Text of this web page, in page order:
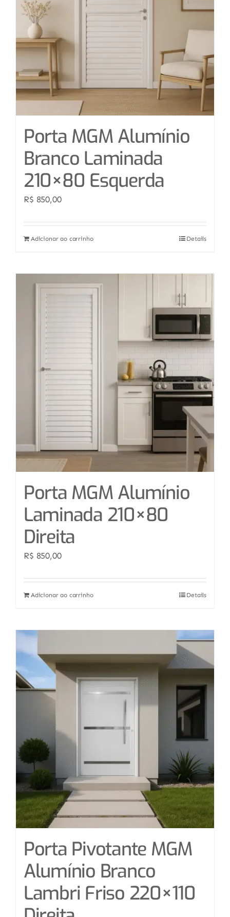
Porta MGM Alumínio
Branco Laminada
210×80 Esquerda
R$ 850,00
Adicionar ao carrinho Details
Porta MGM Alumínio
Laminada 210×80
Direita
R$ 850,00
Adicionar ao carrinho Details
Porta Pivotante MGM
Alumínio Branco
Lambri Friso 220×110